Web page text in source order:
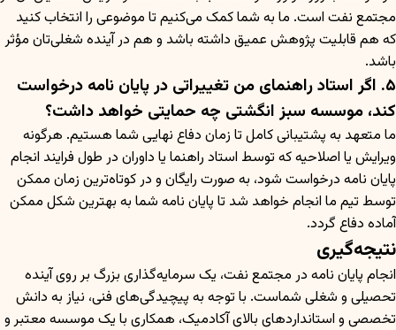
مجتمع نفت است. ما به شما کمک می‌کنیم تا موضوعی را انتخاب کنید
که هم قابلیت پژوهش عمیق داشته باشد و هم در آینده شغلی‌تان مؤثر
باشد.
۵. اگر استاد راهنمای من تغییراتی در پایان نامه درخواست
کند، موسسه سبز انگشتی چه حمایتی خواهد داشت؟
ما متعهد به پشتیبانی کامل تا زمان دفاع نهایی شما هستیم. هرگونه
ویرایش یا اصلاحیه که توسط استاد راهنما یا داوران در طول فرایند انجام
پایان نامه درخواست شود، به صورت رایگان و در کوتاه‌ترین زمان ممکن
توسط تیم ما انجام خواهد شد تا پایان نامه شما به بهترین شکل ممکن
آماده دفاع گردد.
نتیجه‌گیری
انجام پایان نامه در مجتمع نفت، یک سرمایه‌گذاری بزرگ بر روی آینده
تحصیلی و شغلی شماست. با توجه به پیچیدگی‌های فنی، نیاز به دانش
تخصصی و استانداردهای بالای آکادمیک، همکاری با یک موسسه معتبر و